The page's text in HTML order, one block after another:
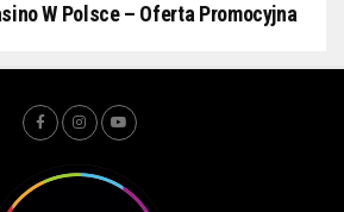
W Polsce – Oferta Promocyjna